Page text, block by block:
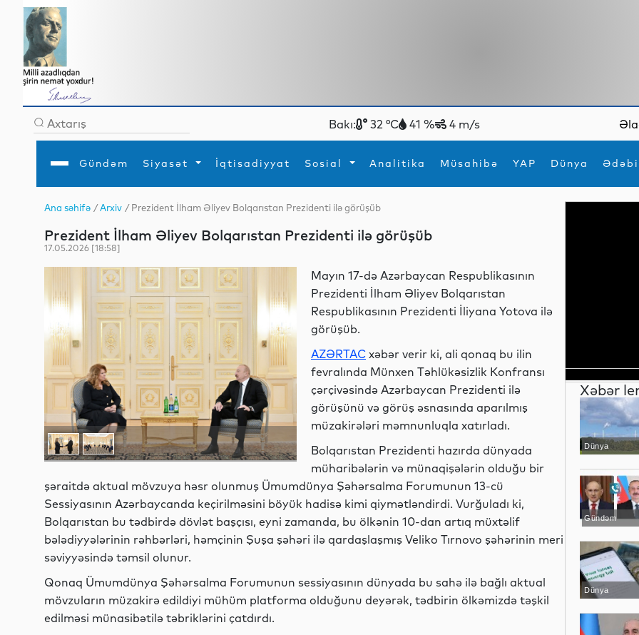
Bakı: 32 °C 41 % 4 m/s
Gündəm Siyasət İqtisadiyyat Sosial Analitika Müsahibə YAP Dünya
Gündəm
İqtisadiyyat
Analitika
Mədəniyyət
Müsahibə
Ədəbiyyat
MEDİA
Xarici siyasətTurizm
Hadisə
İdmanYeni texnologiyalar
Ana səhifə /Arxiv / Prezident İlham Əliyev Bolqarıstan Prezidenti ilə görüşüb
Prezident İlham Əliyev Bolqarıstan Prezidenti ilə görüşüb
17.05.2026 [18:58]
Mayın 17-də Azərbaycan Respublikasının
Prezidenti İlham Əliyev Bolqarıstan
Respublikasının Prezidenti İliyana Yotova ilə
görüşüb.
AZƏRTAC xəbər verir ki, ali qonaq bu ilin
fevralında Münxen Təhlükəsizlik Konfransı
çərçivəsində Azərbaycan Prezidenti ilə
görüşünü və görüş əsnasında aparılmış
müzakirələri məmnunluqla xatırladı.
Bolqarıstan Prezidenti hazırda dünyada
müharibələrin və münaqişələrin olduğu bir
şəraitdə aktual mövzuya həsr olunmuş Ümumdünya Şəhərsalma Forumunun 13-cü
Sessiyasının Azərbaycanda keçirilməsini böyük hadisə kimi qiymətləndirdi. Vurğuladı ki,
Bolqarıstan bu tədbirdə dövlət başçısı, eyni zamanda, bu ölkənin 10-dan artıq müxtəlif
bələdiyyələrinin rəhbərləri, həmçinin Şuşa şəhəri ilə qardaşlaşmış Veliko Tırnovo şəhərinin meri
səviyyəsində təmsil olunur.
Qonaq Ümumdünya Şəhərsalma Forumunun sessiyasının dünyada bu sahə ilə bağlı aktual
mövzuların müzakirə edildiyi mühüm platforma olduğunu deyərək, tədbirin ölkəmizdə təşkil
edilməsi münasibətilə təbriklərini çatdırdı.
Xəbər
Dünya
Gündəm
Dünya